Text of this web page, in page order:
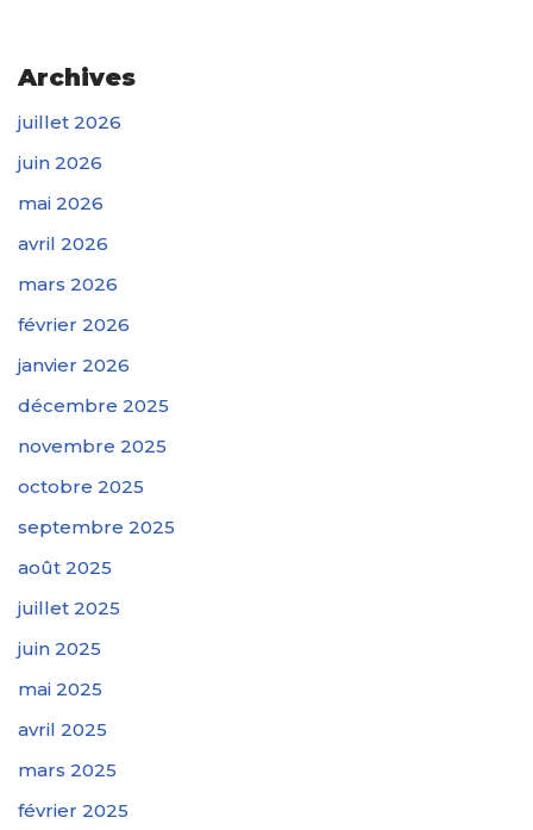
Archives
juillet 2026
juin 2026
mai 2026
avril 2026
mars 2026
février 2026
janvier 2026
décembre 2025
novembre 2025
octobre 2025
septembre 2025
août 2025
juillet 2025
juin 2025
mai 2025
avril 2025
mars 2025
février 2025